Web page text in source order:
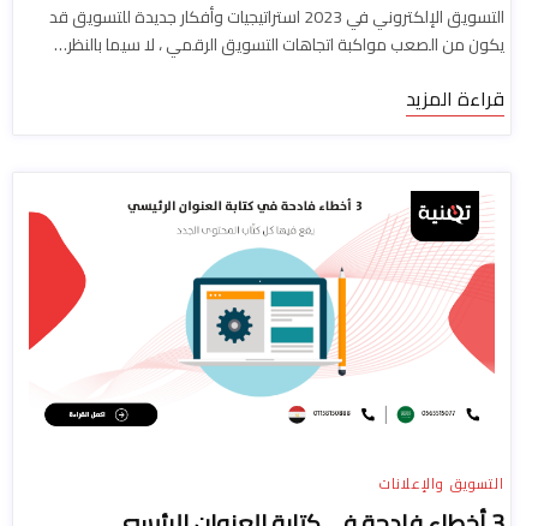
التسويق الإلكتروني في 2023 استراتيجيات وأفكار جديدة للتسويق قد
يكون من الصعب مواكبة اتجاهات التسويق الرقمي ، لا سيما بالنظر…
قراءة المزيد
التسويق والإعلانات